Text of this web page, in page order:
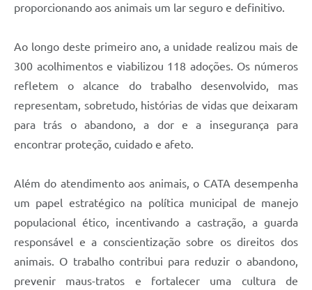
proporcionando aos animais um lar seguro e definitivo.
Ao longo deste primeiro ano, a unidade realizou mais de
300 acolhimentos e viabilizou 118 adoções. Os números
refletem o alcance do trabalho desenvolvido, mas
representam, sobretudo, histórias de vidas que deixaram
para trás o abandono, a dor e a insegurança para
encontrar proteção, cuidado e afeto.
Além do atendimento aos animais, o CATA desempenha
um papel estratégico na política municipal de manejo
populacional ético, incentivando a castração, a guarda
responsável e a conscientização sobre os direitos dos
animais. O trabalho contribui para reduzir o abandono,
prevenir maus-tratos e fortalecer uma cultura de